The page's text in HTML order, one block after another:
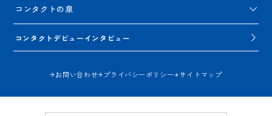
コンタクトの泉
コンタクトデビューインタビュー
お問い合わせ プライバシーポリシー サイトマップ